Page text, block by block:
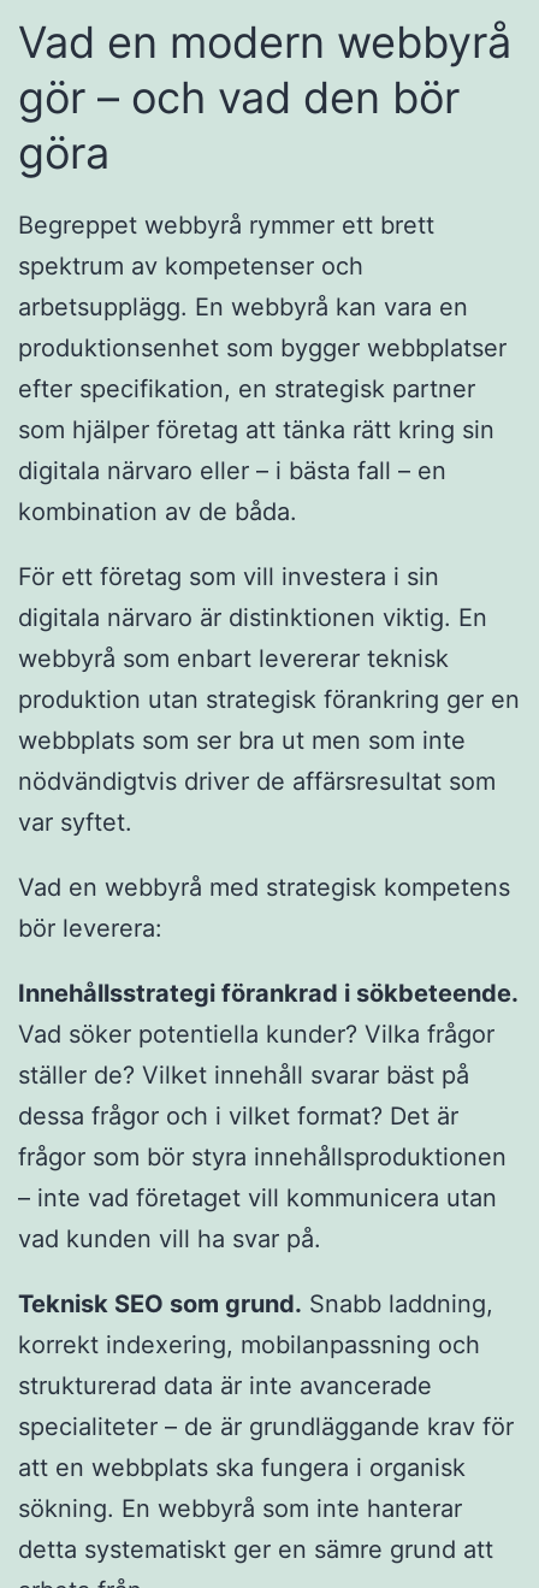
Vad en modern webbyrå
gör – och vad den bör
göra
Begreppet webbyrå rymmer ett brett
spektrum av kompetenser och
arbetsupplägg. En webbyrå kan vara en
produktionsenhet som bygger webbplatser
efter specifikation, en strategisk partner
som hjälper företag att tänka rätt kring sin
digitala närvaro eller – i bästa fall – en
kombination av de båda.
För ett företag som vill investera i sin
digitala närvaro är distinktionen viktig. En
webbyrå som enbart levererar teknisk
produktion utan strategisk förankring ger en
webbplats som ser bra ut men som inte
nödvändigtvis driver de affärsresultat som
var syftet.
Vad en webbyrå med strategisk kompetens
bör leverera:
Innehållsstrategi förankrad i sökbeteende.
Vad söker potentiella kunder? Vilka frågor
ställer de? Vilket innehåll svarar bäst på
dessa frågor och i vilket format? Det är
frågor som bör styra innehållsproduktionen
– inte vad företaget vill kommunicera utan
vad kunden vill ha svar på.
Teknisk SEO som grund. Snabb laddning,
korrekt indexering, mobilanpassning och
strukturerad data är inte avancerade
specialiteter – de är grundläggande krav för
att en webbplats ska fungera i organisk
sökning. En webbyrå som inte hanterar
detta systematiskt ger en sämre grund att